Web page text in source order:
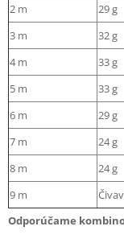
2 m
29 g
3 m
32 g
4 m
33 g
5 m
33 g
6 m
29 g
7 m
24 g
8 m
24 g
9 m
Odporúčame